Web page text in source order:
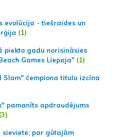
evolūcija - tiešraides un
(1)
piekto gadu norisināsies
Games Liepaja" (1)
Slam" čempiona titulu izcīna
pamanīts apdraudējums
(3)
sieviete; par gūtajām